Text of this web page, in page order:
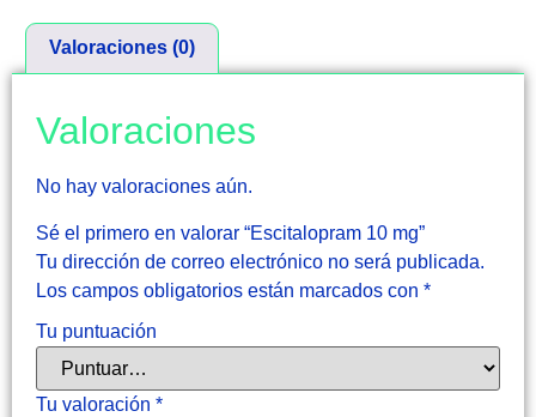
Valoraciones (0)
Valoraciones
No hay valoraciones aún.
Sé el primero en valorar “Escitalopram 10 mg”
Tu dirección de correo electrónico no será publicada.
Los campos obligatorios están marcados con *
Tu puntuación
Tu valoración *